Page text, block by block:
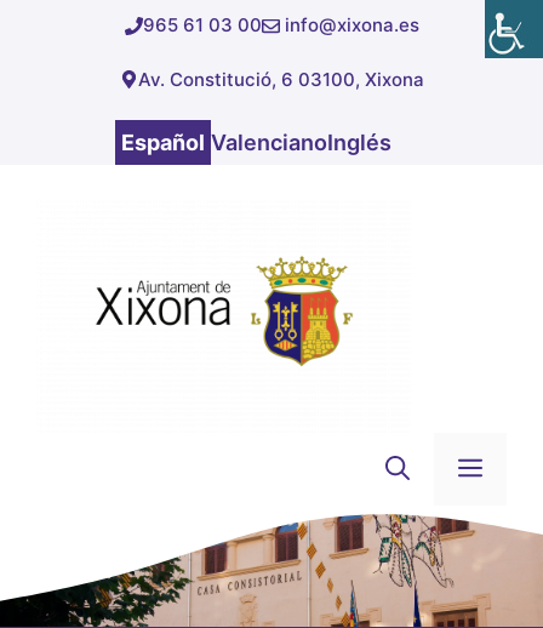
965 61 03 00 info@xixona.es
Av. Constitució, 6 03100, Xixona
Español ValencianoInglés